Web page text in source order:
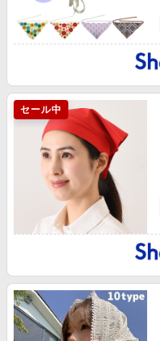
ビジネス・その他サービス
セール中